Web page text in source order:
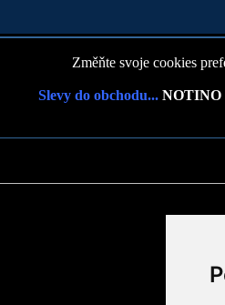
Změňte svoje cookies
Slevy do obchodu... NOTINO